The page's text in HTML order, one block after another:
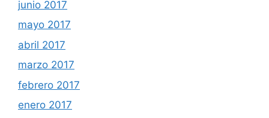
junio 2017
mayo 2017
abril 2017
marzo 2017
febrero 2017
enero 2017